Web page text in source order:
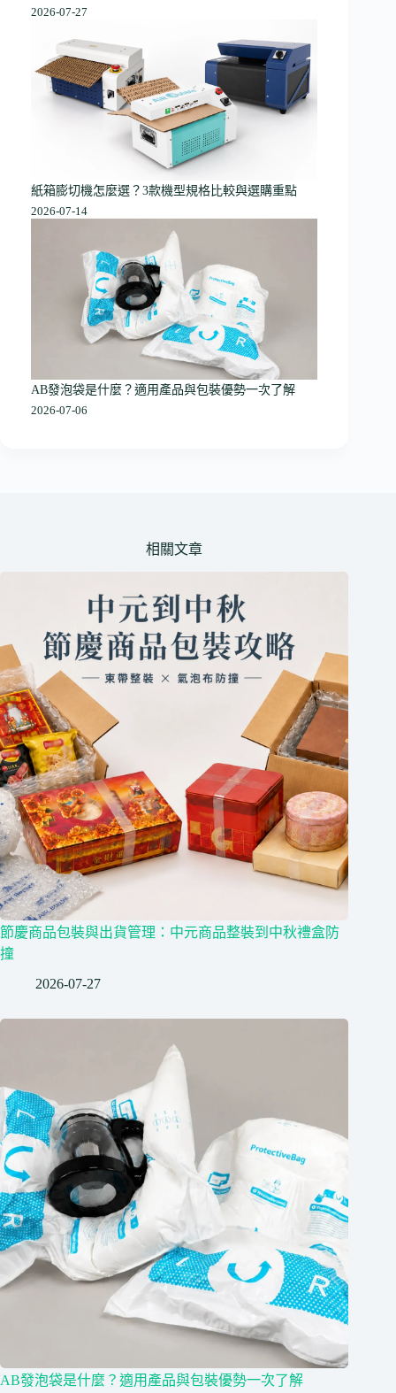
2026-07-27
紙箱膨切機怎麼選？3款機型規格比較與選購重點
2026-07-14
AB發泡袋是什麼？適用產品與包裝優勢一次了解
2026-07-06
相關文章
節慶商品包裝與出貨管理：中元商品整裝到中秋禮盒防
撞
2026-07-27
AB發泡袋是什麼？適用產品與包裝優勢一次了解